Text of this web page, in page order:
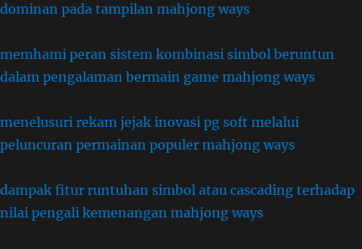
dominan pada tampilan mahjong ways
memhami peran sistem kombinasi simbol beruntun
dalam pengalaman bermain game mahjong ways
menelusuri rekam jejak inovasi pg soft melalui
peluncuran permainan populer mahjong ways
dampak fitur runtuhan simbol atau cascading terhadap
nilai pengali kemenangan mahjong ways